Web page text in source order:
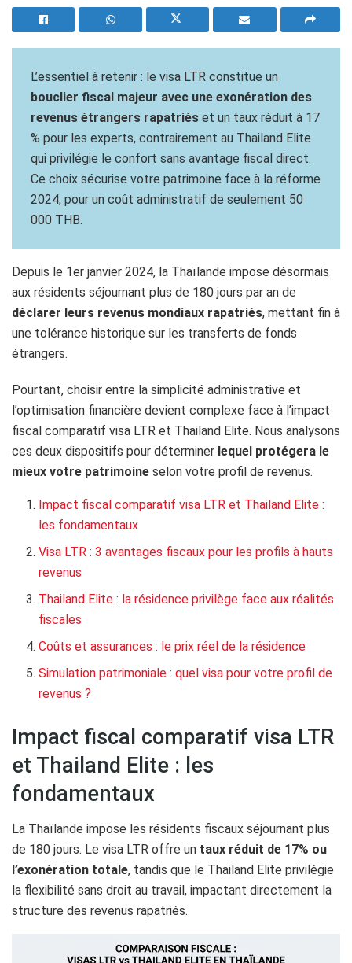
L’essentiel à retenir : le visa LTR constitue un
bouclier fiscal majeur avec une exonération des
revenus étrangers rapatriés et un taux réduit à 17
% pour les experts, contrairement au Thailand Elite
qui privilégie le confort sans avantage fiscal direct.
Ce choix sécurise votre patrimoine face à la réforme
2024, pour un coût administratif de seulement 50
000 THB.
Depuis le 1er janvier 2024, la Thaïlande impose désormais
aux résidents séjournant plus de 180 jours par an de
déclarer leurs revenus mondiaux rapatriés, mettant fin à
une tolérance historique sur les transferts de fonds
étrangers.
Pourtant, choisir entre la simplicité administrative et
l’optimisation financière devient complexe face à l’impact
fiscal comparatif visa LTR et Thailand Elite. Nous analysons
ces deux dispositifs pour déterminer lequel protégera le
mieux votre patrimoine selon votre profil de revenus.
Impact fiscal comparatif visa LTR et Thailand Elite :
les fondamentaux
Visa LTR : 3 avantages fiscaux pour les profils à hauts
revenus
Thailand Elite : la résidence privilège face aux réalités
fiscales
Coûts et assurances : le prix réel de la résidence
Simulation patrimoniale : quel visa pour votre profil de
revenus ?
Impact fiscal comparatif visa LTR
et Thailand Elite : les
fondamentaux
La Thaïlande impose les résidents fiscaux séjournant plus
de 180 jours. Le visa LTR offre un taux réduit de 17% ou
l’exonération totale, tandis que le Thailand Elite privilégie
la flexibilité sans droit au travail, impactant directement la
structure des revenus rapatriés.